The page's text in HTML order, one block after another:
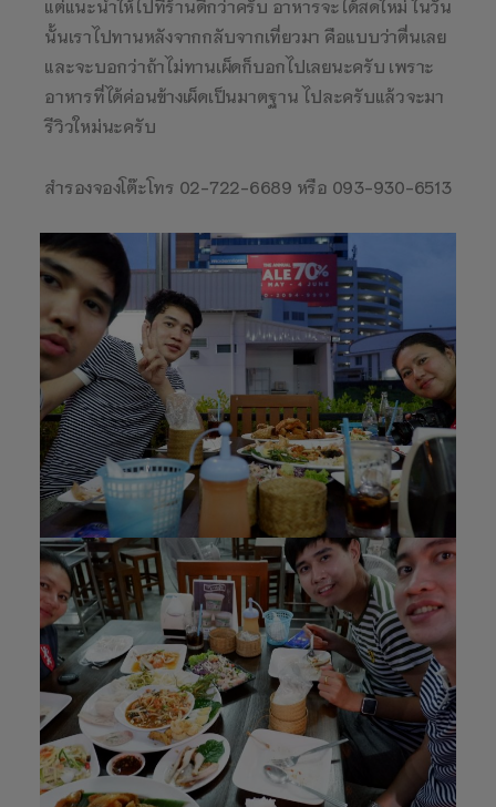
แต่แนะนำให้ไปที่ร้านดีกว่าครับ อาหารจะได้สดใหม่ ในวัน
นั้นเราไปทานหลังจากกลับจากเที่ยวมา คือแบบว่าตื่นเลย
และจะบอกว่าถ้าไม่ทานเผ็ดก็บอกไปเลยนะครับ เพราะ
อาหารที่ได้ค่อนข้างเผ็ดเป็นมาตฐาน ไปละครับแล้วจะมา
รีวิวใหม่นะครับ
สำรองจองโต๊ะโทร 02-722-6689 หรือ 093-930-6513